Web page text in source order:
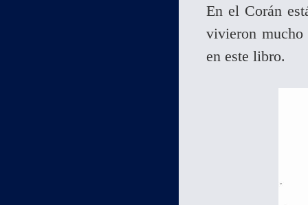
En el Corán
vivieron mucho
en este libro.